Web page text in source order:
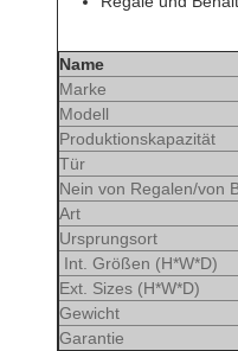
Name
Marke
Modell
Produktionskapazität
Tür
Nein von Regalen/von
Art
Ursprungsort
Int. Größen (H*W*D)
Ext. Sizes (H*W*D)
Gewicht
Garantie